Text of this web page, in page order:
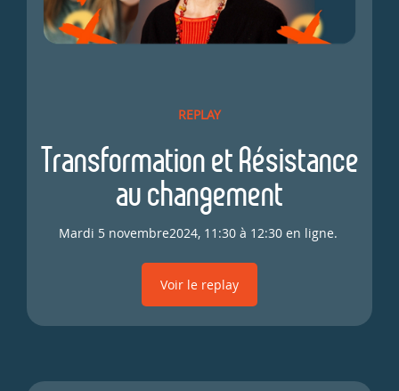
REPLAY
Transformation et Résistance
au changement
Mardi 5 novembre2024, 11:30 à 12:30 en ligne.
Voir le replay